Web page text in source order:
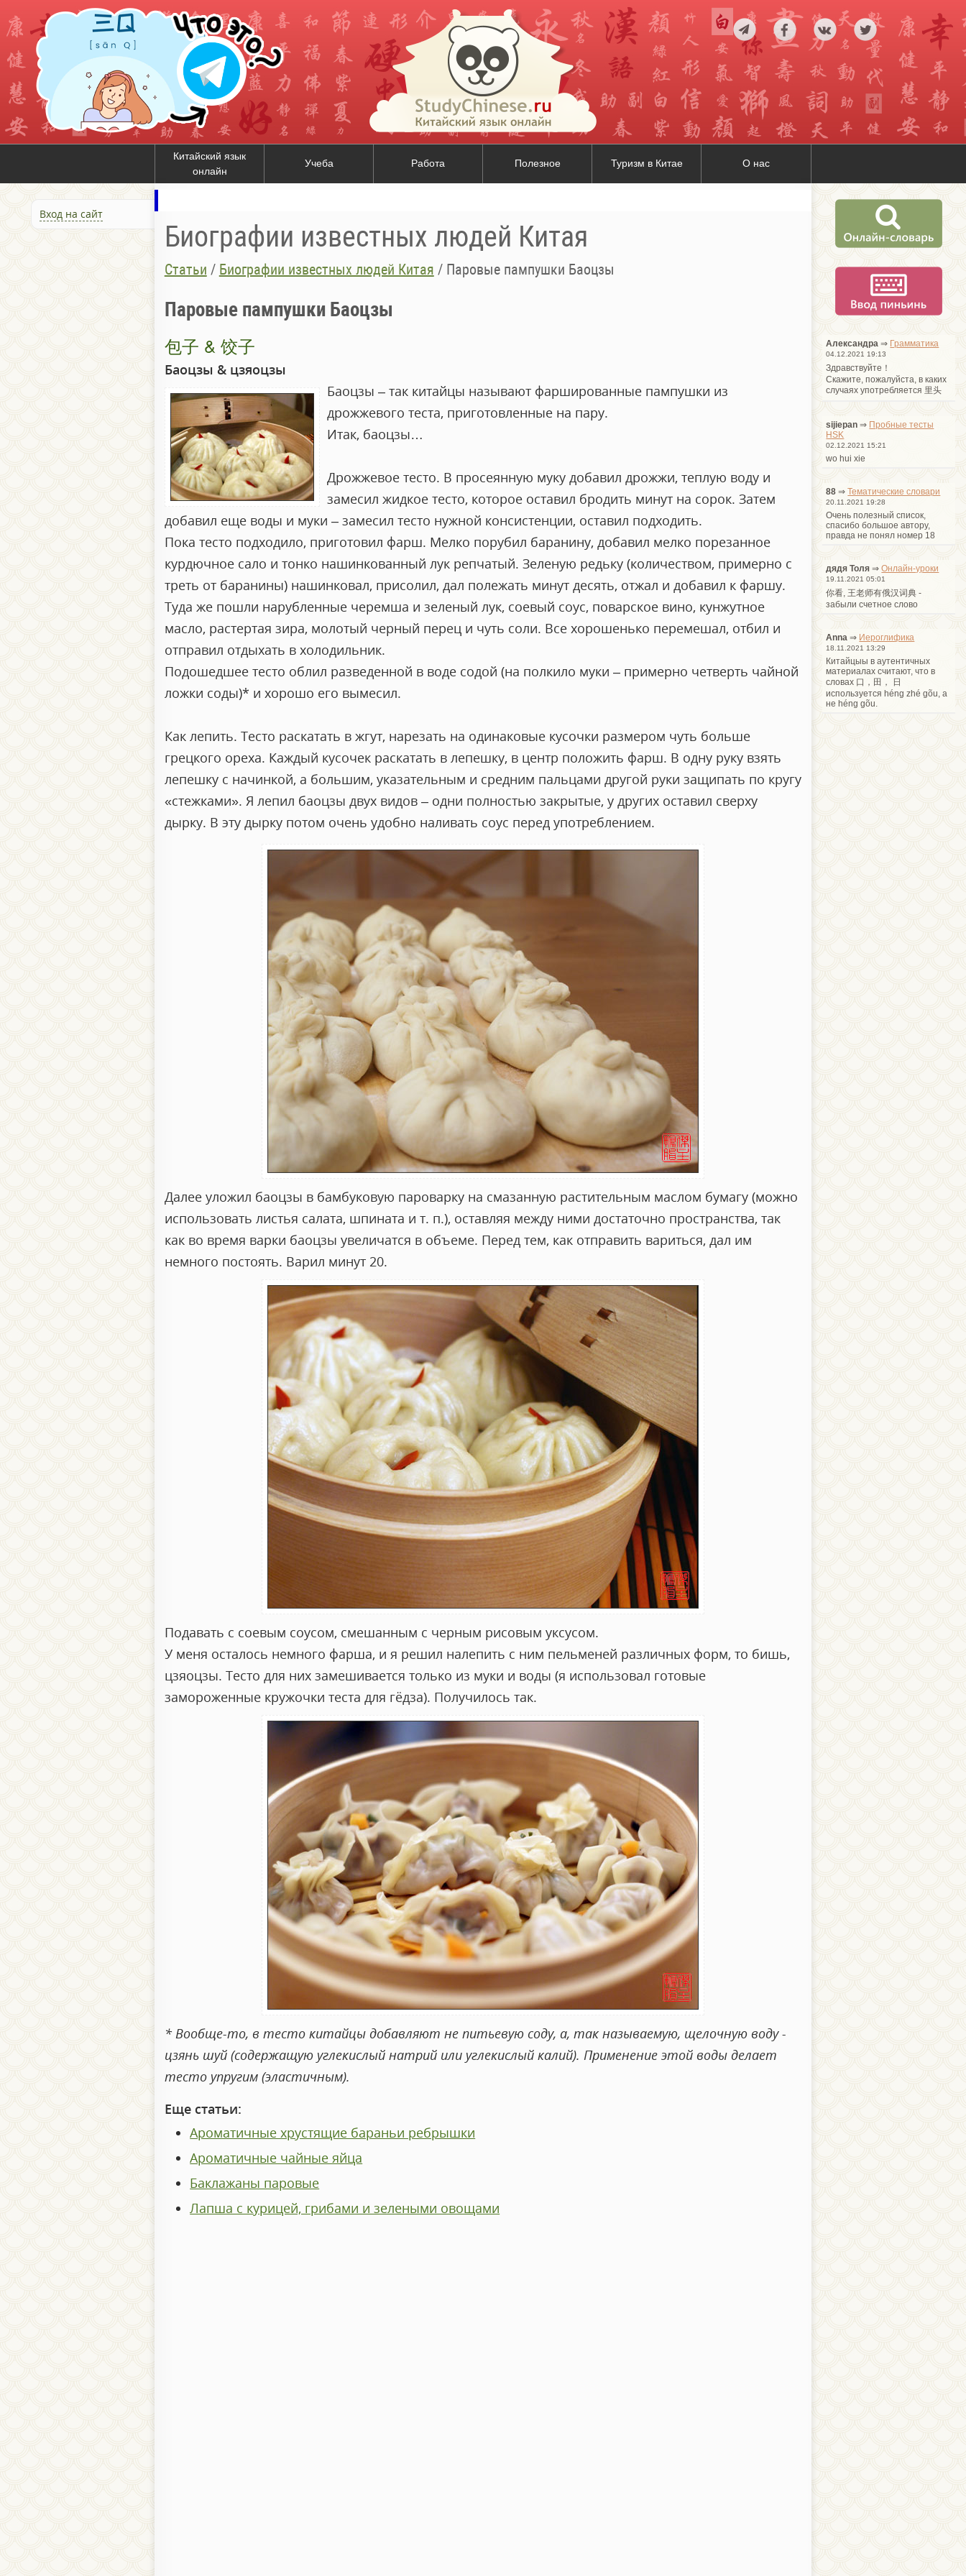
Китайский язык
онлайн
Учеба Работа Полезное Туризм в Китае О нас
Вход на сайт
Биографии известных людей Китая
Статьи / Биографии известных людей Китая / Паровые пампушки Баоцзы
Паровые пампушки Баоцзы
包子 & 饺子
Баоцзы & цзяоцзы
Баоцзы – так китайцы называют фаршированные пампушки из
дрожжевого теста, приготовленные на пару.
Итак, баоцзы…
Дрожжевое тесто. В просеянную муку добавил дрожжи, теплую воду и
замесил жидкое тесто, которое оставил бродить минут на сорок. Затем
добавил еще воды и муки – замесил тесто нужной консистенции, оставил подходить.
Пока тесто подходило, приготовил фарш. Мелко порубил баранину, добавил мелко порезанное
курдючное сало и тонко нашинкованный лук репчатый. Зеленую редьку (количеством, примерно с
треть от баранины) нашинковал, присолил, дал полежать минут десять, отжал и добавил к фаршу.
Туда же пошли нарубленные черемша и зеленый лук, соевый соус, поварское вино, кунжутное
масло, растертая зира, молотый черный перец и чуть соли. Все хорошенько перемешал, отбил и
отправил отдыхать в холодильник.
Подошедшее тесто облил разведенной в воде содой (на полкило муки – примерно четверть чайной
ложки соды)* и хорошо его вымесил.
Как лепить. Тесто раскатать в жгут, нарезать на одинаковые кусочки размером чуть больше
грецкого ореха. Каждый кусочек раскатать в лепешку, в центр положить фарш. В одну руку взять
лепешку с начинкой, а большим, указательным и средним пальцами другой руки защипать по кругу
«стежками». Я лепил баоцзы двух видов – одни полностью закрытые, у других оставил сверху
дырку. В эту дырку потом очень удобно наливать соус перед употреблением.
Далее уложил баоцзы в бамбуковую пароварку на смазанную растительным маслом бумагу (можно
использовать листья салата, шпината и т. п.), оставляя между ними достаточно пространства, так
как во время варки баоцзы увеличатся в объеме. Перед тем, как отправить вариться, дал им
немного постоять. Варил минут 20.
Подавать с соевым соусом, смешанным с черным рисовым уксусом.
У меня осталось немного фарша, и я решил налепить с ним пельменей различных форм, то бишь,
цзяоцзы. Тесто для них замешивается только из муки и воды (я использовал готовые
замороженные кружочки теста для гёдза). Получилось так.
* Вообще-то, в тесто китайцы добавляют не питьевую соду, а, так называемую, щелочную воду -
цзянь шуй (содержащую углекислый натрий или углекислый калий). Применение этой воды делает
тесто упругим (эластичным).
Еще статьи:
Ароматичные хрустящие бараньи ребрышки
Ароматичные чайные яйца
Баклажаны паровые
Лапша с курицей, грибами и зелеными овощами
Александра ⇒ Грамматика
04.12.2021 19:13
Здравствуйте！
Cкажите, пожалуйста, в каких
случаях употребляется 里头
sijiepan ⇒ Пробные тесты
HSK
02.12.2021 15:21
wo hui xie
88 ⇒Тематические словари
20.11.2021 19:28
Очень полезный список,
спасибо большое автору,
правда не понял номер 18
дядя Толя ⇒Онлайн-уроки
19.11.2021 05:01
你看, 王老师有俄汉词典 -
забыли счетное слово
Anna ⇒ Иероглифика
18.11.2021 13:29
Китайцыы в аутентичных
материалах считают, что в
словах 口，田， 日
используется héng zhé gõu, а
не héng gõu.